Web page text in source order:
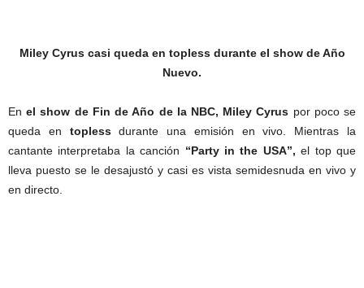
Miley Cyrus casi queda en topless durante el show de Año
Nuevo.
Enel show de Fin de Año de la NBC, Miley Cyrus por poco se
queda en toplessdurante una emisión en vivo. Mientras la
cantante interpretaba la canción “Party in the USA”, el top que
lleva puesto se le desajustó y casi es vista semidesnuda en vivo y
en directo.